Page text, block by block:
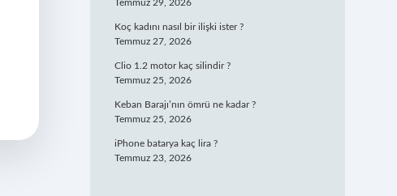
Temmuz 29, 2026
Koç kadını nasıl bir ilişki ister ?
Temmuz 27, 2026
Clio 1.2 motor kaç silindir ?
Temmuz 25, 2026
Keban Barajı’nın ömrü ne kadar ?
Temmuz 25, 2026
iPhone batarya kaç lira ?
Temmuz 23, 2026